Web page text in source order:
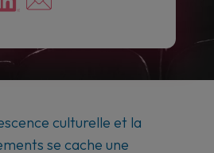
culturelle et la
se cache une